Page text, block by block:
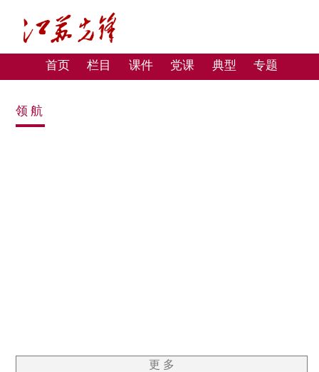
首页 栏目 课件 党课 典型 专题
领航
更 多